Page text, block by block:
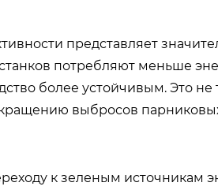
представляет
потребляют меньше
более устойчивым. Это не
выбросов
к зеленым источникам